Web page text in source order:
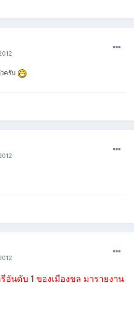
ครับ
อันดับ 1 ของเมืองชล มารายงาน